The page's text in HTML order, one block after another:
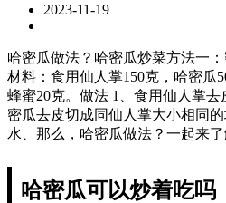
2023-11-19
哈密瓜做法？哈密瓜炒菜方法一
材料：食用仙人掌150克，哈密瓜
蜂蜜20克。做法 1、食用仙人掌
密瓜去皮切成同仙人掌大小相同
水、那么，哈密瓜做法？一起来了
哈密瓜可以炒着吃吗